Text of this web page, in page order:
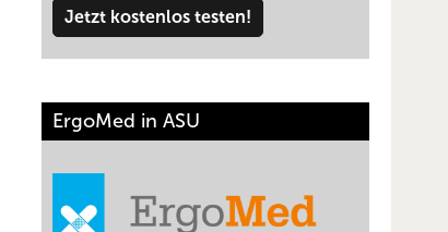
Jetzt kostenlos testen!
ErgoMed in ASU